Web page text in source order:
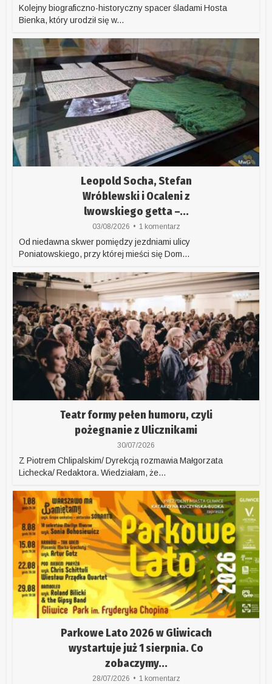
Kolejny biograficzno-historyczny spacer śladami Hosta
Bienka, który urodził się w...
Leopold Socha, Stefan
Wróblewski i Ocaleni z
lwowskiego getta –...
03/08/2026 1 komentarz
Od niedawna skwer pomiędzy jezdniami ulicy
Poniatowskiego, przy której mieści się Dom...
Teatr formy pełen humoru, czyli
pożegnanie z Ulicznikami
30/07/2026
Z Piotrem Chlipalskim/ Dyrekcją rozmawia Małgorzata
Lichecka/ Redaktora. Wiedziałam, że...
Parkowe Lato 2026 w Gliwicach
wystartuje już 1 sierpnia. Co
zobaczymy...
28/07/2026 1 komentarz